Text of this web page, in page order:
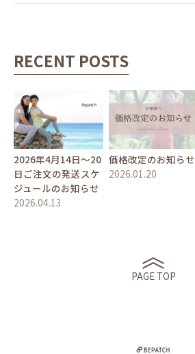
RECENT POSTS
2026年4月14日〜20
日ご注文の発送スケ
ジュールのお知らせ
2026.04.13
価格改定のお知らせ
2026.01.20
PAGE TOP